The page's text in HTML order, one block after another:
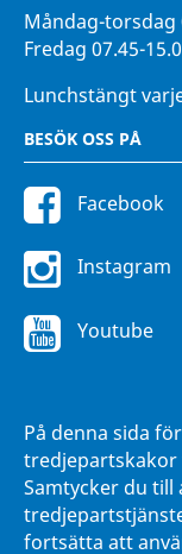
På denna sida
Samtycker du till
fortsätta att
Måndag-torsdag
Fredag 07.45-
Lunchstängt
BESÖK OSS PÅ
Facebook
Instagram
Youtube
Intranätet Hänna